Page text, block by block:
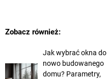
Zobacz również:
Jak wybrać okna do
nowo budowanego
domu? Parametry,